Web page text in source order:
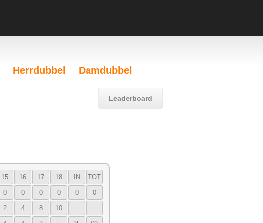
Herrdubbel Damdubbel
Leaderboard
15 16 17 18 IN TOT
0 0 0 0 0 0
2 4 8 10